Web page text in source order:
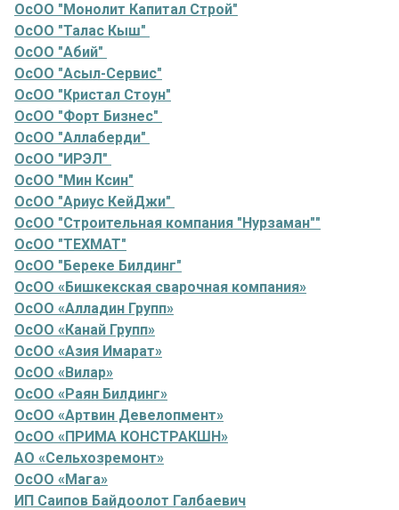
ОсОО "Монолит Капитал Строй"
ОсОО "Талас Кыш"
ОсОО "Абий"
ОсОО "Асыл-Сервис"
ОсОО "Кристал Стоун"
ОсОО "Форт Бизнес"
ОсОО "Аллаберди"
ОсОО "ИРЭЛ"
ОсОО "Мин Ксин"
ОсОО "Ариус КейДжи"
ОсОО "Строительная компания "Нурзаман""
ОсОО "ТЕХМАТ"
ОсОО "Береке Билдинг"
ОсОО «Бишкекская сварочная компания»
ОсОО «Алладин Групп»
ОсОО «Канай Групп»
ОсОО «Азия Имарат»
ОсОО «Вилар»
ОсОО «Раян Билдинг»
ОсОО «Артвин Девелопмент»
ОсОО «ПРИМА КОНСТРАКШН»
АО «Сельхозремонт»
ОсОО «Мага»
ИП Саипов Байдоолот Галбаевич